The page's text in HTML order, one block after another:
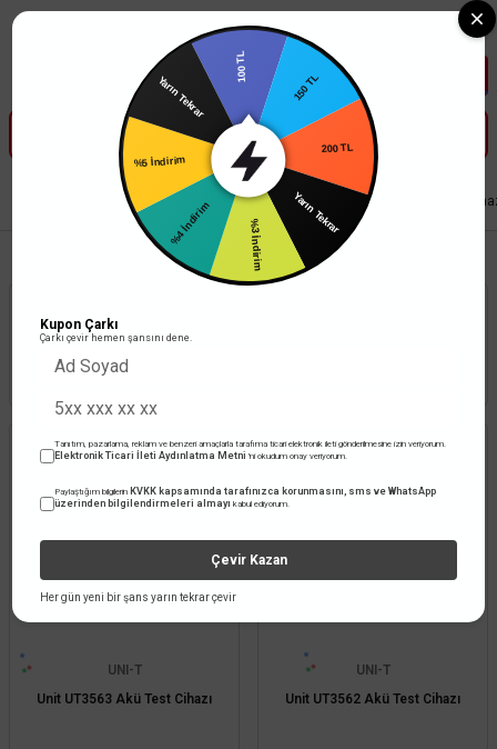
Tüm Banka Kartlarına Vade Farksız 3-5 Taksit Fırsatı Mailorder ile
Elektronik Test ve Ölçü Aletleri Test Cihazları Akü Test
Stoktakiler
UNI-T
Unit UT3563 Akü Test Cihazı
UNI-T
Unit UT3562 Akü Test Cihazı
100 TL 150 TL
200 TL
Yarın Tekrar
%3 İndirim
%4 İndirim
%5 İndirim
Yarın Tekrar
Kupon Çarkı
Çarkı çevir hemen şansını dene.
Tanıtım, pazarlama, reklam ve benzeri amaçlarla tarafıma ticari elektronik ileti gönderilmesine izin veriyorum.
Elektronik Ticari İleti Aydınlatma Metni 'ni okudum onay veriyorum.
Paylaştığım bilgilerin KVKK kapsamında tarafınızca korunmasını, sms ve WhatsApp
üzerinden bilgilendirmeleri almayı kabul ediyorum.
Çevir Kazan
Her gün yeni bir şans yarın tekrar çevir